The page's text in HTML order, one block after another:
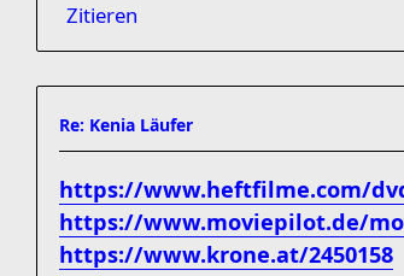
Zitieren
Re: Kenia Läufer
https://www.heftfilme.com/
https://www.moviepilot.de/
https://www.krone.at/2450158